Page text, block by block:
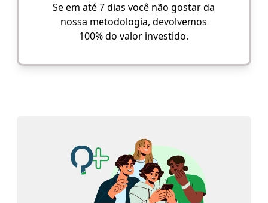
Se em até 7 dias você não gostar da
nossa metodologia, devolvemos
100% do valor investido.